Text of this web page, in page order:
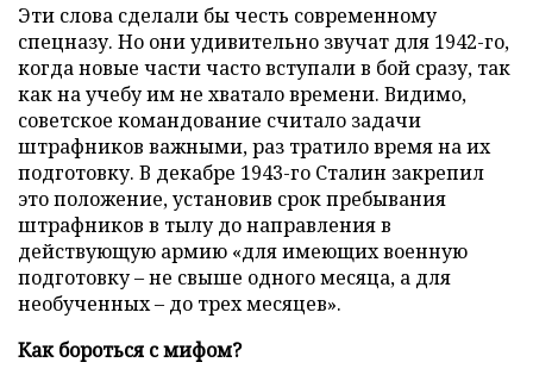
Эти слова сделали бы честь современному
спецназу. Но они удивительно звучат для 1942-го,
когда новые части часто вступали в бой сразу, так
как на учебу им не хватало времени. Видимо,
советское командование считало задачи
штрафников важными, раз тратило время на их
подготовку. В декабре 1943-го Сталин закрепил
это положение, установив срок пребывания
штрафников в тылу до направления в
действующую армию «для имеющих военную
подготовку – не свыше одного месяца, а для
необученных – до трех месяцев».
Как бороться с мифом?